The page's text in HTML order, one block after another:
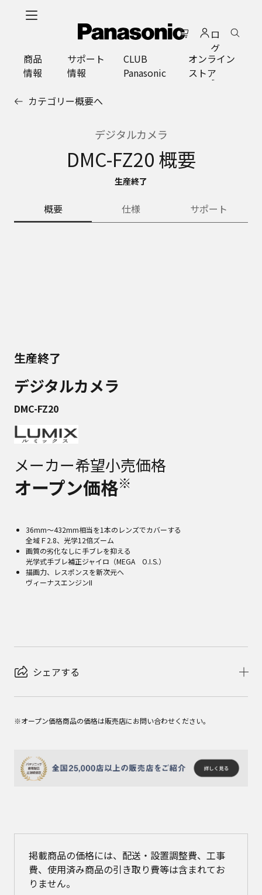
ロ
グ
イ
ン
商品
情報
サポート
情報
CLUB
Panasonic
オンライン
ストア
カテゴリー概要へ
デジタルカメラ
DMC-FZ20 概要
生産終了
概要 仕様 サポート
生産終了
デジタルカメラ
DMC-FZ20
メーカー希望小売価格
オープン価格※
36mm～432mm相当を1本のレンズでカバーする
全域Ｆ2.8、光学12倍ズーム
画質の劣化なしに手ブレを抑える
光学式手ブレ補正ジャイロ（MEGA O.I.S.）
描画力、レスポンスを新次元へ
ヴィーナスエンジンII
シェアする
※オープン価格商品の価格は販売店にお問い合わせください。
掲載商品の価格には、配送・設置調整費、工事
費、使用済み商品の引き取り費等は含まれてお
りません。